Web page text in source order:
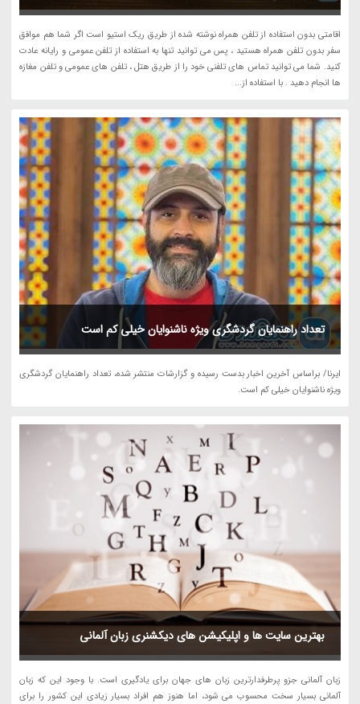
اقامتی بدون استفاده از تلفن همراه نوشته شده از طریق ریک استیو است اگر شما هم موافق
سفر بدون تلفن همراه هستید ، پس می توانید تنها به استفاده از تلفن عمومی و رایانه عادت
کنید. شما می توانید تماس های تلفنی خود را از طریق هتل ، تلفن های عمومی و تلفن مغازه
ها انجام دهید . با استفاده از...
تعداد راهنمایان گردشگری ویژه ناشنوایان خیلی کم است
ایرنا/ براساس آخرین اخبار بدست رسیده و گزارشات منتشر شده، تعداد راهنمایان گردشگری
ویژه ناشنوایان خیلی کم است.
بهترین سایت ها و اپلیکیشن های دیکشنری زبان آلمانی
زبان آلمانی جزو پرطرفدارترین زبان های جهان برای یادگیری است. با وجود این که زبان
آلمانی بسیار سخت محسوب می شود، اما هنوز هم افراد بسیار زیادی این کشور را برای